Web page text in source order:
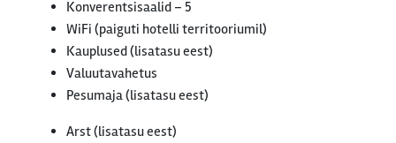
Konverentsisaalid – 5
WiFi (paiguti hotelli territooriumil)
Kauplused (lisatasu eest)
Valuutavahetus
Pesumaja (lisatasu eest)
Arst (lisatasu eest)